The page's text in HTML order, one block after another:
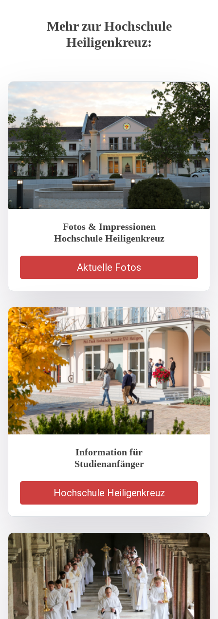
Mehr zur Hochschule
Heiligenkreuz:
Fotos & Impressionen
Hochschule Heiligenkreuz
Aktuelle Fotos
Information für
Studienanfänger
Hochschule Heiligenkreuz